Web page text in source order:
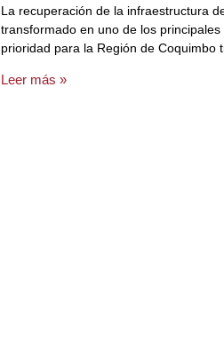
La recuperación de la infraestructura
transformado en uno de los
prioridad para la Región de Coquimbo
Leer más »